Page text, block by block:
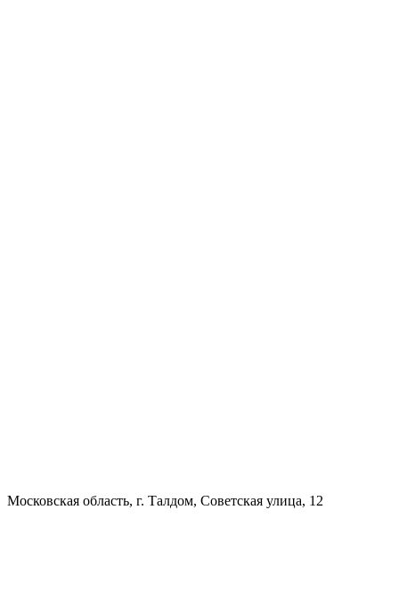
Московская область, г. Талдом, Советская улица, 12